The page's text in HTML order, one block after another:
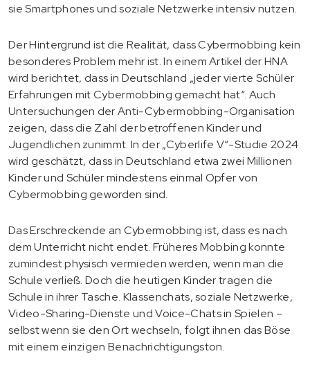
sie Smartphones und soziale Netzwerke intensiv nutzen.
Der Hintergrund ist die Realität, dass Cybermobbing kein
besonderes Problem mehr ist. In einem Artikel der HNA
wird berichtet, dass in Deutschland „jeder vierte Schüler
Erfahrungen mit Cybermobbing gemacht hat“. Auch
Untersuchungen der Anti-Cybermobbing-Organisation
zeigen, dass die Zahl der betroffenen Kinder und
Jugendlichen zunimmt. In der „Cyberlife V“-Studie 2024
wird geschätzt, dass in Deutschland etwa zwei Millionen
Kinder und Schüler mindestens einmal Opfer von
Cybermobbing geworden sind.
Das Erschreckende an Cybermobbing ist, dass es nach
dem Unterricht nicht endet. Früheres Mobbing konnte
zumindest physisch vermieden werden, wenn man die
Schule verließ. Doch die heutigen Kinder tragen die
Schule in ihrer Tasche. Klassenchats, soziale Netzwerke,
Video-Sharing-Dienste und Voice-Chats in Spielen –
selbst wenn sie den Ort wechseln, folgt ihnen das Böse
mit einem einzigen Benachrichtigungston.